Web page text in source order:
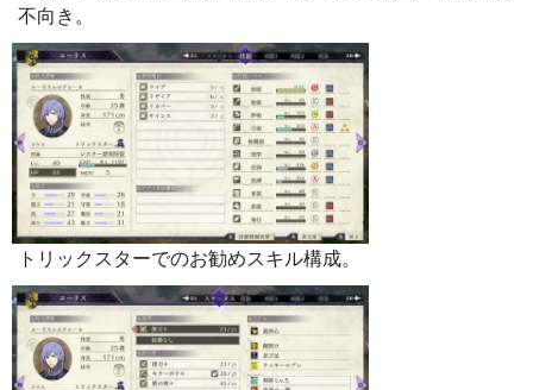
不向き。
トリックスターでのお勧めスキル構成。